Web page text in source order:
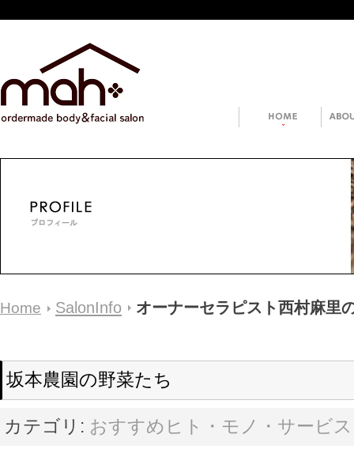
Home SalonInfo オーナーセラピスト西村麻里
坂本農園の野菜たち
カテゴリ: おすすめヒト・モノ・サービス